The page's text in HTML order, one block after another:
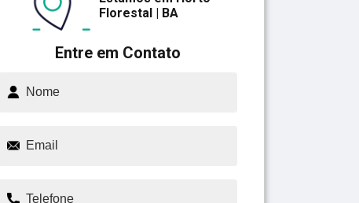
Entre em Contato
Florestal | BA